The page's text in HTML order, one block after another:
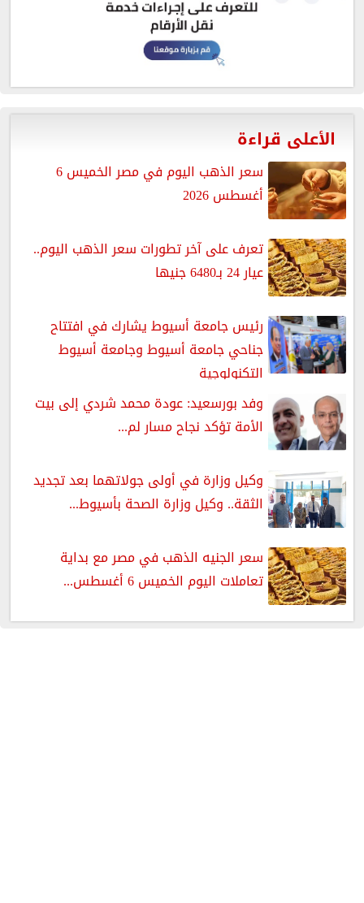
الأعلى قراءة
سعر الذهب اليوم في مصر الخميس 6
أغسطس 2026
تعرف على آخر تطورات سعر الذهب اليوم..
عيار 24 بـ6480 جنيها
رئيس جامعة أسيوط يشارك في افتتاح
جناحي جامعة أسيوط وجامعة أسيوط
التكنولوجية
وفد بورسعيد: عودة محمد شردي إلى بيت
الأمة تؤكد نجاح مسار لم...
وكيل وزارة في أولى جولاتهما بعد تجديد
الثقة.. وكيل وزارة الصحة بأسيوط...
سعر الجنيه الذهب في مصر مع بداية
تعاملات اليوم الخميس 6 أغسطس...